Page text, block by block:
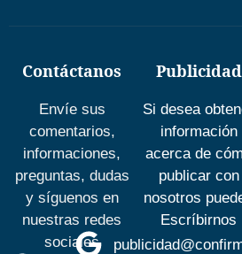
Contáctanos
Envíe sus
comentarios,
informaciones,
preguntas, dudas
y síguenos en
nuestras redes
sociales
Publicidad
Si desea
información
acerca de
publicar con
nosotros
Escríbirnos